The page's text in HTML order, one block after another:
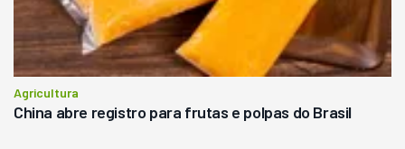
Agricultura
China abre registro para frutas e polpas do Brasil